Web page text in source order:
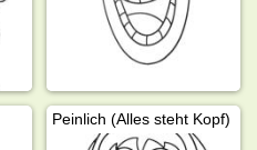
Peinlich (Alles steht Kopf)